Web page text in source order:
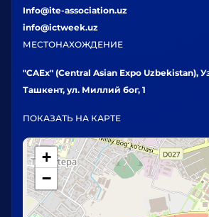
Info@ite-association.uz
info@ictweek.uz
МЕСТОНАХОЖДЕНИЕ
"CAEx" (Central Asian Expo Uzbekistan),
Ташкент, ул. Миллий бог, 1
ПОКАЗАТЬ НА КАРТЕ
+
−